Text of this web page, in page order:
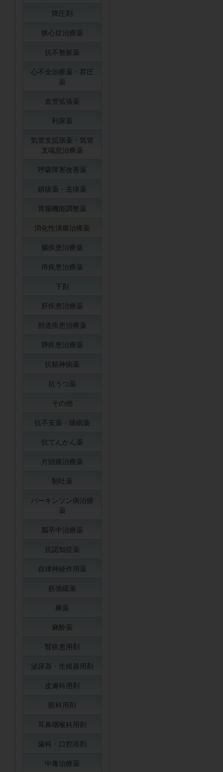
降圧剤
狭心症治療薬
抗不整脈薬
心不全治療薬・昇圧
薬
血管拡張薬
利尿薬
気管支拡張薬・気管
支喘息治療薬
呼吸障害改善薬
鎮咳薬・去痰薬
胃腸機能調整薬
消化性潰瘍治療薬
腸疾患治療薬
痔疾患治療薬
下剤
肝疾患治療薬
胆道疾患治療薬
膵疾患治療薬
抗精神病薬
抗うつ薬
その他
抗不安薬・睡眠薬
抗てんかん薬
片頭痛治療薬
制吐薬
パーキンソン病治療
薬
脳卒中治療薬
抗認知症薬
自律神経作用薬
筋弛緩薬
麻薬
麻酔薬
腎疾患用剤
泌尿器・生殖器用剤
皮膚科用剤
眼科用剤
耳鼻咽喉科用剤
歯科・口腔溶剤
中毒治療薬